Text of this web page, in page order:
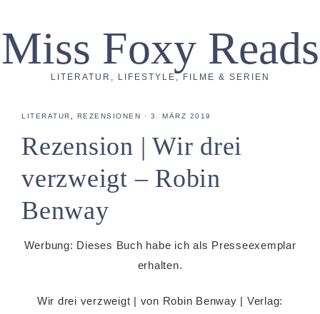
Miss Foxy Reads
LITERATUR, LIFESTYLE, FILME & SERIEN
LITERATUR REZENSIONEN · 3. MÄRZ 2019
Rezension | Wir drei
verzweigt – Robin
Benway
Werbung: Dieses Buch habe ich als Presseexemplar
erhalten.
Wir drei verzweigt | von Robin Benway | Verlag: